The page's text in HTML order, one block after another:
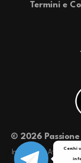
Termini e
© 2026
In qualità di Affiliati
Cerchi